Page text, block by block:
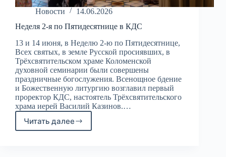
Новости
14.06.2026
Неделя 2-я по Пятидесятнице в КДС
13 и 14 июня, в Неделю 2-ю по Пятидесятнице,
Всех святых, в земле Русской просиявших, в
Трёхсвятительском храме Коломенской
духовной семинарии были совершены
праздничные богослужения. Всенощное бдение
и Божественную литургию возглавил первый
проректор КДС, настоятель Трёхсвятительского
храма иерей Василий Казинов.…
Читать далее
Неделя